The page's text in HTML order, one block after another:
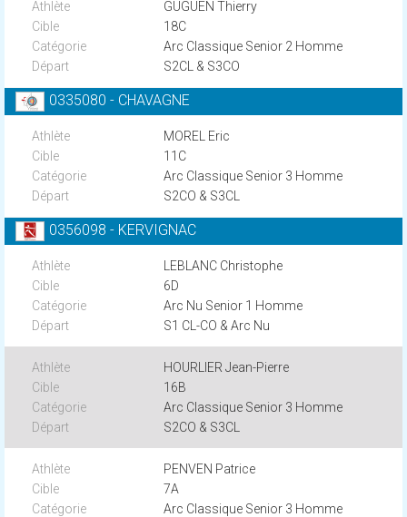
GUGUEN Thierry
18C
Arc Classique Senior 2 Homme
S2CL & S3CO
0335080 - CHAVAGNE
MOREL Eric
11C
Arc Classique Senior 3 Homme
S2CO & S3CL
0356098 - KERVIGNAC
LEBLANC Christophe
6D
Arc Nu Senior 1 Homme
S1 CL-CO & Arc Nu
HOURLIER Jean-Pierre
16B
Arc Classique Senior 3 Homme
S2CO & S3CL
PENVEN Patrice
7A
Arc Classique Senior 3 Homme